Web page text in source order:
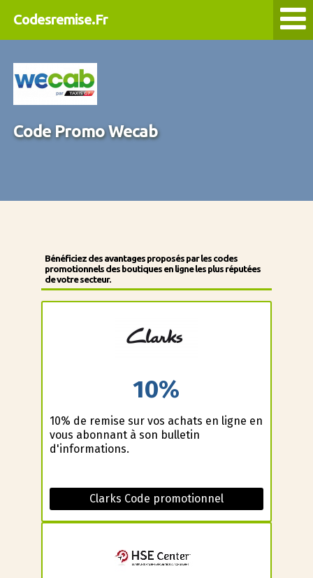
Codesremise.Fr
Code Promo Wecab
Bénéficiez des avantages proposés par les codes
promotionnels des boutiques en ligne les plus réputées
de votre secteur.
10%
10% de remise sur vos achats en ligne en
vous abonnant à son bulletin
d'informations.
Clarks Code promotionnel